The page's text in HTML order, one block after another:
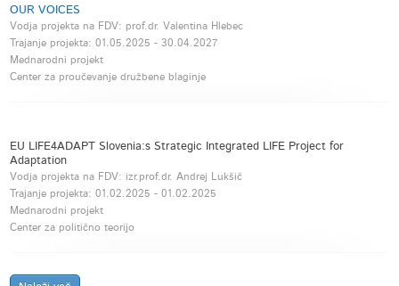
OUR VOICES
Vodja projekta na FDV: prof.dr. Valentina Hlebec
Trajanje projekta:01.05.2025 -30.04.2027
Mednarodni projekt
Center za proučevanje družbene blaginje
EU LIFE4ADAPT Slovenia:s Strategic Integrated LIFE Project for
Adaptation
Vodja projekta na FDV: izr.prof.dr. Andrej Lukšič
Trajanje projekta:01.02.2025 -01.02.2025
Mednarodni projekt
Center za politično teorijo